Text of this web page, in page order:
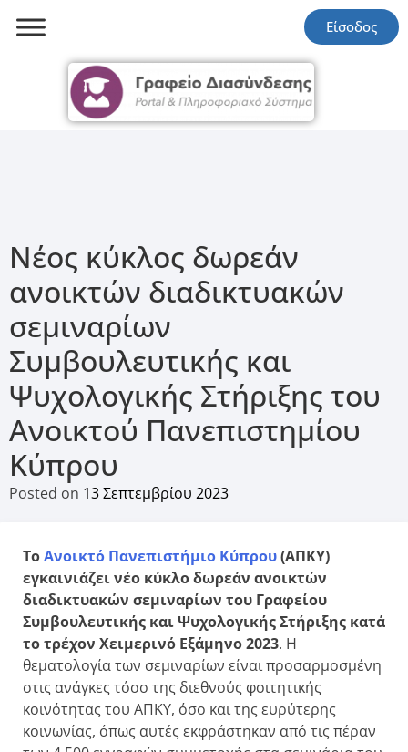
Είσοδος
Νέος κύκλος δωρεάν
ανοικτών διαδικτυακών
σεμιναρίων
Συμβουλευτικής και
Ψυχολογικής Στήριξης του
Ανοικτού Πανεπιστημίου
Κύπρου
Posted on 13 Σεπτεμβρίου 2023
ΤοΑνοικτό Πανεπιστήμιο Κύπρου(ΑΠΚΥ)
εγκαινιάζει νέο κύκλο δωρεάν ανοικτών
διαδικτυακών σεμιναρίων του Γραφείου
Συμβουλευτικής και Ψυχολογικής Στήριξης κατά
το τρέχον Χειμερινό Εξάμηνο 2023. Η
θεματολογία των σεμιναρίων είναι προσαρμοσμένη
στις ανάγκες τόσο της διεθνούς φοιτητικής
κοινότητας του ΑΠΚΥ, όσο και της ευρύτερης
κοινωνίας, όπως αυτές εκφράστηκαν από τις πέραν